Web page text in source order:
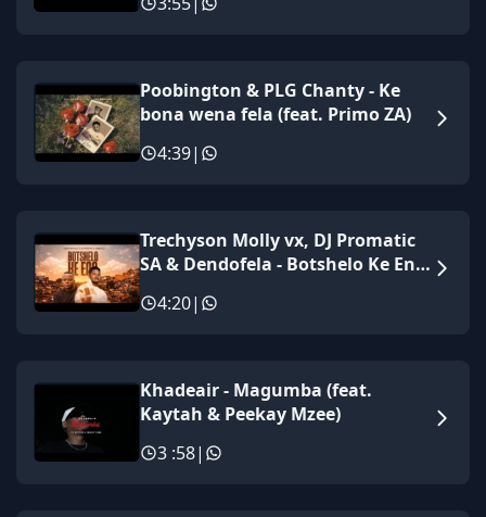
Poobington & PLG Chanty - Ke
bona wena fela (feat. Primo ZA)
4:39|
Trechyson Molly vx, DJ Promatic
SA & Dendofela - Botshelo Ke Eng
Trechyson Molly vx, DJ Promatic
4:20|
Khadeair - Magumba (feat.
Kaytah & Peekay Mzee)
3 :58|